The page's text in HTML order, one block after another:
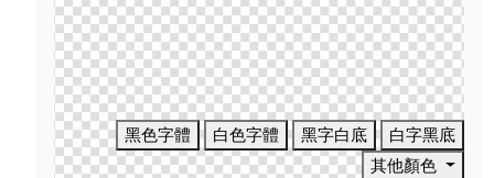
黑色字體 白色字體 黑字白底
白字黑底
其他顏色